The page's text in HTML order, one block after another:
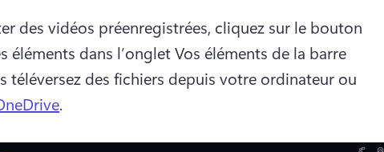
des vidéos préenregistrées, cliquez sur le bouton
éléments dans l’onglet Vos éléments de la barre
téléversez des fichiers depuis votre ordinateur ou
.